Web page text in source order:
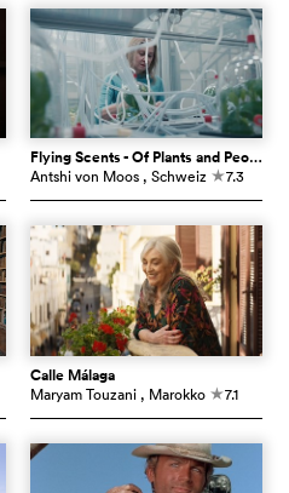
Flying Scents - Of Plants and People
Antshi von Moos , Schweiz c7.3
Calle Málaga
Maryam Touzani , Marokko c7.1